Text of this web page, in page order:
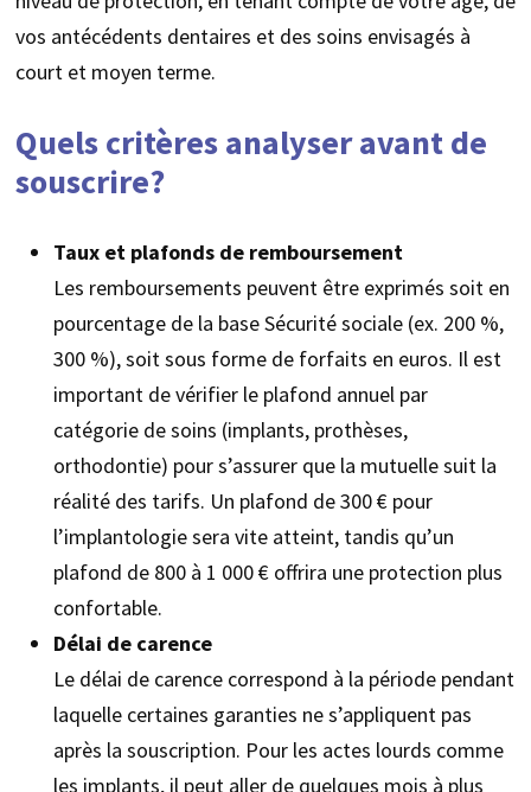
vos antécédents dentaires et des soins envisagés à
court et moyen terme.
Quels critères analyser avant de
souscrire?
Taux et plafonds de remboursement
Les remboursements peuvent être exprimés soit en
pourcentage de la base Sécurité sociale (ex. 200 %,
300 %), soit sous forme de forfaits en euros. Il est
important de vérifier le plafond annuel par
catégorie de soins (implants, prothèses,
orthodontie) pour s’assurer que la mutuelle suit la
réalité des tarifs. Un plafond de 300 € pour
l’implantologie sera vite atteint, tandis qu’un
plafond de 800 à 1 000 € offrira une protection plus
confortable.
Délai de carence
Le délai de carence correspond à la période pendant
laquelle certaines garanties ne s’appliquent pas
après la souscription. Pour les actes lourds comme
les implants, il peut aller de quelques mois à plus